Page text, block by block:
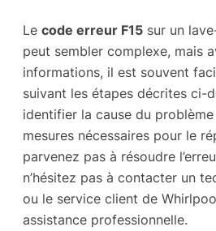
Le code erreur F15 sur un
peut sembler complexe, mais
informations, il est souvent
suivant les étapes décrites ci-
identifier la cause du
mesures nécessaires pour le
parvenez pas à résoudre
n’hésitez pas à contacter un
ou le service client de
assistance professionnelle.